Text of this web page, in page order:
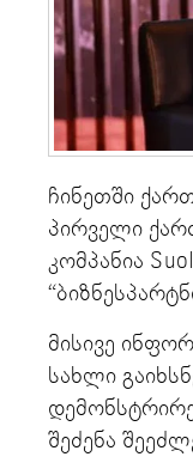
ჩინეთში
პირველი
კომპანია
მისივე
სახლი
შეძენა